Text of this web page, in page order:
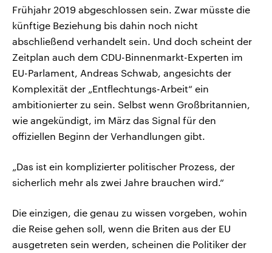
Frühjahr 2019 abgeschlossen sein. Zwar müsste die
künftige Beziehung bis dahin noch nicht
abschließend verhandelt sein. Und doch scheint der
Zeitplan auch dem CDU-Binnenmarkt-Experten im
EU-Parlament, Andreas Schwab, angesichts der
Komplexität der „Entflechtungs-Arbeit“ ein
ambitionierter zu sein. Selbst wenn Großbritannien,
wie angekündigt, im März das Signal für den
offiziellen Beginn der Verhandlungen gibt.
„Das ist ein komplizierter politischer Prozess, der
sicherlich mehr als zwei Jahre brauchen wird.“
Die einzigen, die genau zu wissen vorgeben, wohin
die Reise gehen soll, wenn die Briten aus der EU
ausgetreten sein werden, scheinen die Politiker der